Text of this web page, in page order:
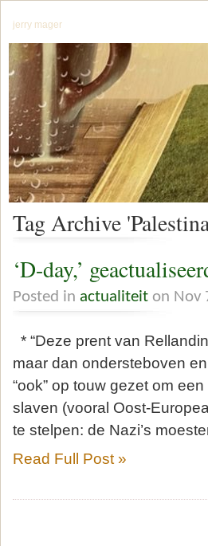
jerry mager
Tag Archive
‘D-day,’
Posted in actualiteit on Nov
* “Deze prent van
maar dan ondersteboven
“ook” op touw gezet om
slaven (vooral Oost-
te stelpen: de Nazi’s
Read Full Post »